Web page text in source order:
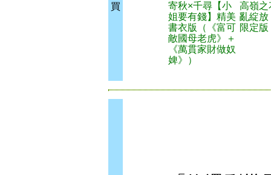
買
寄秋×千尋【小
姐要有錢】精美
書衣版（《富可
敵國母老虎》＋
《萬貫家財做奴
婢》）
高嶺之
亂綻放
限定版